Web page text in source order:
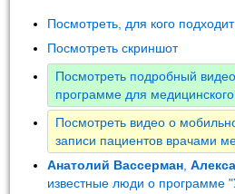
Посмотреть, для кого
Посмотреть скриншот
Посмотреть подробный
программе для
Посмотреть видео о
записи пациентов врачами
Анатолий Вассерман ,
известные люди о программе